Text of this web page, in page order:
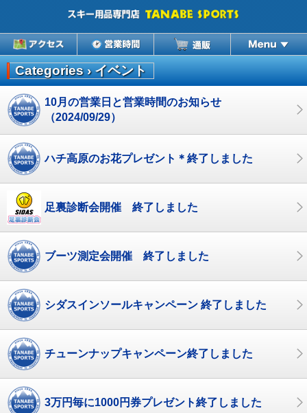
Categories ›イベント
10月の営業日と営業時間のお知らせ
（2024/09/29）
ハチ高原のお花プレゼント＊終了しました
足裏診断会開催 終了しました
ブーツ測定会開催 終了しました
シダスインソールキャンペーン 終了しました
チューンナップキャンペーン終了しました
3万円毎に1000円券プレゼント終了しました